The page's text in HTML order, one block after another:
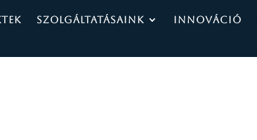
SZOLGÁLTATÁSAINK INNOVÁCIÓ